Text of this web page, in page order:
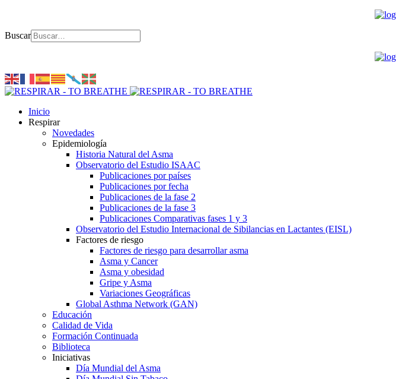
Buscar
Inicio
Respirar
Novedades
Epidemiología
Historia Natural del Asma
Observatorio del Estudio ISAAC
Publicaciones por países
Publicaciones por fecha
Publicaciones de la fase 2
Publicaciones de la fase 3
Publicaciones Comparativas fases 1 y 3
Observatorio del Estudio Internacional de Sibilancias en Lactantes (EISL)
Factores de riesgo
Factores de riesgo para desarrollar asma
Asma y Cancer
Asma y obesidad
Gripe y Asma
Variaciones Geográficas
Global Asthma Network (GAN)
Educación
Calidad de Vida
Formación Continuada
Biblioteca
Iniciativas
Día Mundial del Asma